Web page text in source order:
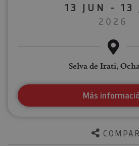
13 JUN - 13
2026
Selva de Irati,
Más